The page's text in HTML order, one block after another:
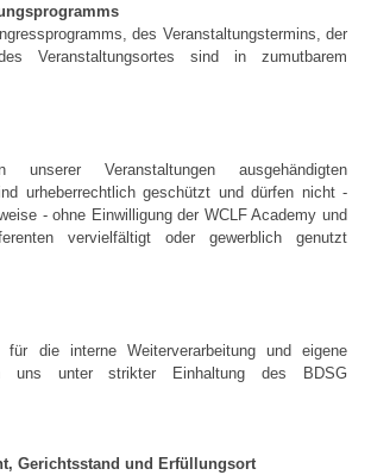
des Veranstaltungstermins, der
Veranstaltungsortes sind in zumutbarem
Veranstaltungen ausgehändigten
urheberrechtlich geschützt und dürfen nicht -
- ohne Einwilligung der WCLF Academy und
vervielfältigt oder gewerblich genutzt
für die interne Weiterverarbeitung und eigene
uns unter strikter Einhaltung des BDSG
Gerichtsstand und Erfüllungsort